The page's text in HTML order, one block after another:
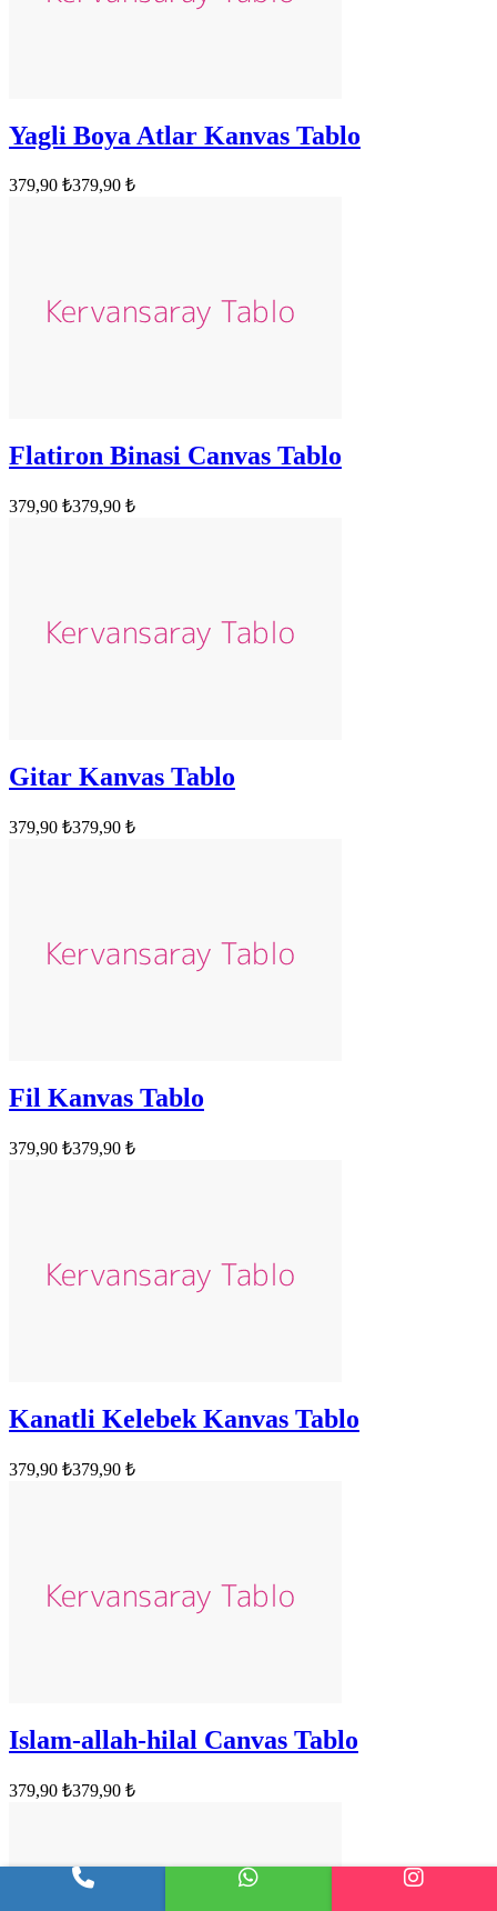
Yagli Boya Atlar Kanvas Tablo
379,90 ₺379,90 ₺
Flatiron Binasi Canvas Tablo
379,90 ₺379,90 ₺
Gitar Kanvas Tablo
379,90 ₺379,90 ₺
Fil Kanvas Tablo
379,90 ₺379,90 ₺
Kanatli Kelebek Kanvas Tablo
379,90 ₺379,90 ₺
Islam-allah-hilal Canvas Tablo
379,90 ₺379,90 ₺